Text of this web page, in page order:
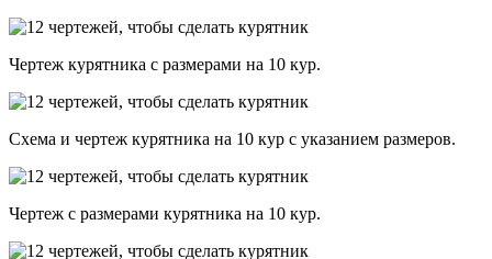
Чертеж курятника с размерами на 10 кур.
Схема и чертеж курятника на 10 кур с указанием размеров.
Чертеж с размерами курятника на 10 кур.